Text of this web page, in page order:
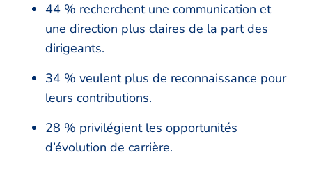
44 % recherchent une communication et
une direction plus claires de la part des
dirigeants.
34 % veulent plus de reconnaissance pour
leurs contributions.
28 % privilégient les opportunités
d’évolution de carrière.